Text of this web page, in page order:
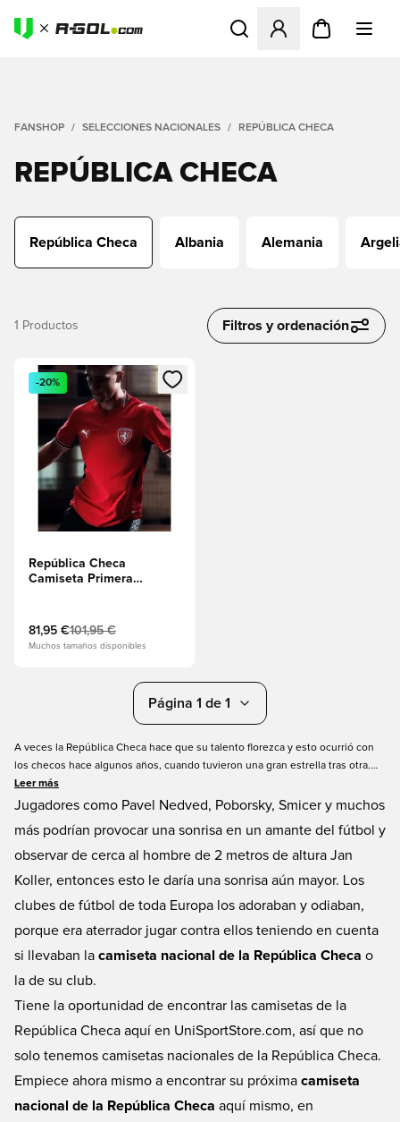
Abre un modal para iniciar
FANSHOP SELECCIONES NACIONALES REPÚBLICA CHECA
REPÚBLICA CHECA
República Checa Albania Alemania
1 Productos Filtros y ordenación
Abre un modal para iniciar sesión o registrarse como
-20%
República Checa
Camiseta Primera
81,95 €101,95 €
Muchos tamaños disponibles
Página 1 de 1
A veces la República Checa hace que su talento florezca y esto ocurrió con
los checos hace algunos años, cuando tuvieron una gran estrella tras otra.
Ha pasado algún tiempo desde que la gente quería llevar la camiseta
nacional de la República Checa o una camiseta de fútbol de la República
a ponerse la camiseta nacional.
Leer más
Jugadores como Pavel Nedved, Poborsky, Smicer y muchos
más podrían provocar una sonrisa en un amante del fútbol y
observar de cerca al hombre de 2 metros de altura Jan
Koller, entonces esto le daría una sonrisa aún mayor. Los
clubes de fútbol de toda Europa los adoraban y odiaban,
porque era aterrador jugar contra ellos teniendo en cuenta
si llevaban la camiseta nacional de la República Checa o
la de su club.
Tiene la oportunidad de encontrar las camisetas de la
República Checa aquí en UniSportStore.com, así que no
solo tenemos camisetas nacionales de la República Checa.
Empiece ahora mismo a encontrar su próxima camiseta
nacional de la República Checa aquí mismo, en